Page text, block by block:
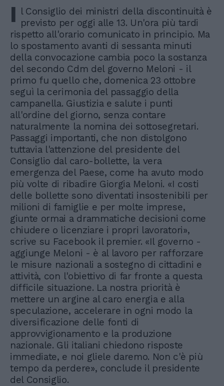
I l Consiglio dei ministri della discontinuità è
previsto per oggi alle 13. Un'ora più tardi
rispetto all'orario comunicato in principio. Ma
lo spostamento avanti di sessanta minuti
della convocazione cambia poco la sostanza
del secondo Cdm del governo Meloni - il
primo fu quello che, domenica 23 ottobre
seguì la cerimonia del passaggio della
campanella. Giustizia e salute i punti
all'ordine del giorno, senza contare
naturalmente la nomina dei sottosegretari.
Passaggi importanti, che non distolgono
tuttavia l'attenzione del presidente del
Consiglio dal caro-bollette, la vera
emergenza del Paese, come ha avuto modo
più volte di ribadire Giorgia Meloni. «I costi
delle bollette sono diventati insostenibili per
milioni di famiglie e per molte imprese,
giunte ormai a drammatiche decisioni come
chiudere o licenziare i propri lavoratori»,
scrive su Facebook il premier. «Il governo -
aggiunge Meloni - è al lavoro per rafforzare
le misure nazionali a sostegno di cittadini e
attività, con l'obiettivo di far fronte a questa
difficile situazione. La nostra priorità è
mettere un argine al caro energia e alla
speculazione, accelerare in ogni modo la
diversificazione delle fonti di
approvvigionamento e la produzione
nazionale. Gli italiani chiedono risposte
immediate, e noi gliele daremo. Non c'è più
tempo da perdere», conclude il presidente
del Consiglio.